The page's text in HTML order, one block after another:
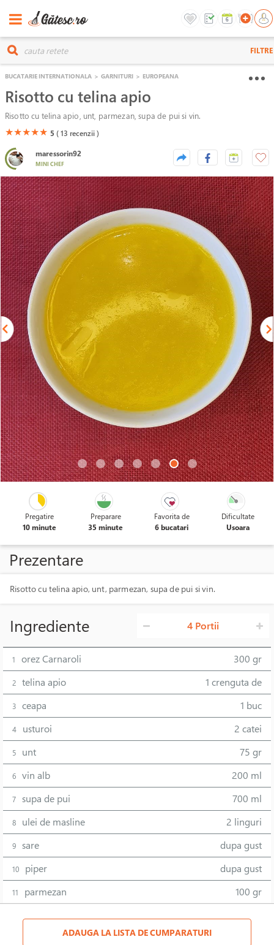
FILTRE
BUCATARIE INTERNATIONALA > GARNITURI > EUROPEANA
Risotto cu telina apio
Risotto cu telina apio, unt, parmezan, supa de pui si vin.
(*)
★(*)
★(*)
★(*)
★(*)
★ 5 ( 13 recenzii )
maressorin92
MINI CHEF
Pregatire
10 minute
Preparare
35 minute
Favorita de
6 bucatari
Dificultate
Usoara
Prezentare
Risotto cu telina apio, unt, parmezan, supa de pui si vin.
Ingrediente 4 Portii
1 orez Carnaroli 300 gr
2 telina apio 1 crenguta de
3 ceapa 1 buc
4 usturoi 2 catei
5 unt 75 gr
6 vin alb 200 ml
7 supa de pui 700 ml
8 ulei de masline 2 linguri
9 sare dupa gust
10 piper dupa gust
11 parmezan 100 gr
ADAUGA LA LISTA DE CUMPARATURI